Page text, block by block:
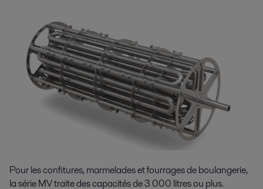
Pour les confitures, marmelades et fourrages de boulangerie,
la série MV traite des capacités de 3 000 litres ou plus.